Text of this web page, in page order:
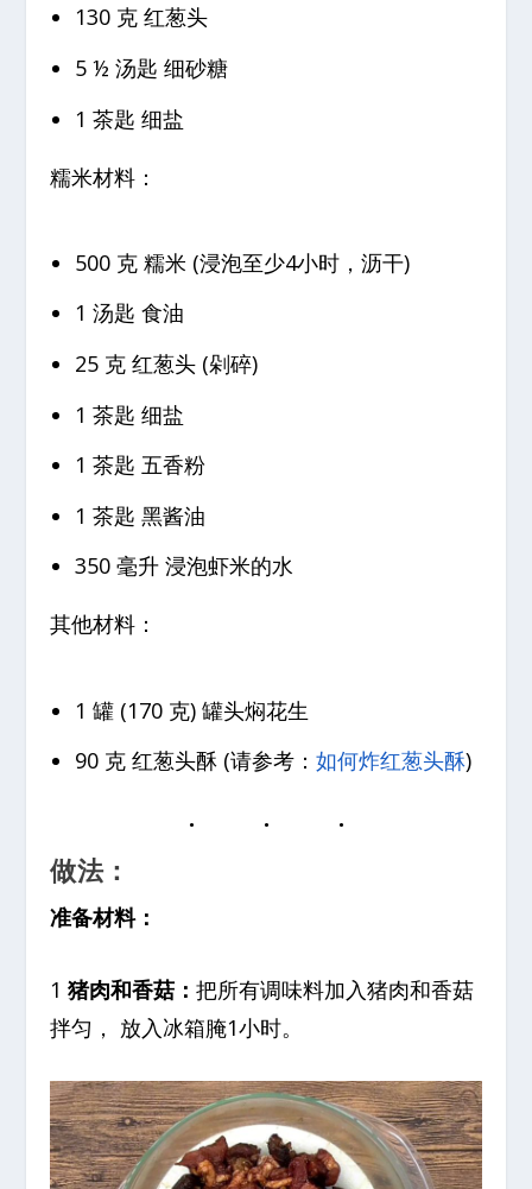
130 克 红葱头
5 ½ 汤匙 细砂糖
1 茶匙 细盐
糯米材料：
500 克 糯米 (浸泡至少4小时，沥干)
1 汤匙 食油
25 克 红葱头 (剁碎)
1 茶匙 细盐
1 茶匙 五香粉
1 茶匙 黑酱油
350 毫升 浸泡虾米的水
其他材料：
1 罐 (170 克) 罐头焖花生
90 克 红葱头酥 (请参考： 如何炸红葱头酥)
做法：
准备材料：
1猪肉和香菇：把所有调味料加入猪肉和香菇
拌匀， 放入冰箱腌1小时。